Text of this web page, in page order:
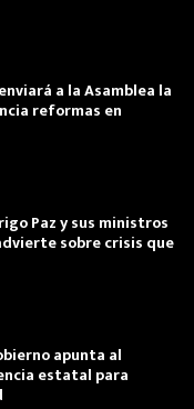
a la Asamblea la
reformas en
Paz y sus ministros
sobre crisis que
apunta al
estatal para